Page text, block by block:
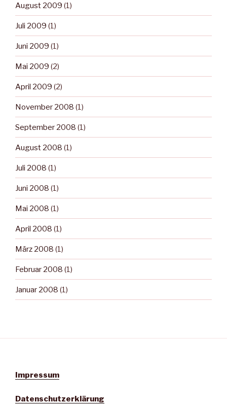
August 2009 (1)
Juli 2009 (1)
Juni 2009 (1)
Mai 2009 (2)
April 2009 (2)
November 2008 (1)
September 2008 (1)
August 2008 (1)
Juli 2008 (1)
Juni 2008 (1)
Mai 2008 (1)
April 2008 (1)
März 2008 (1)
Februar 2008 (1)
Januar 2008 (1)
Impressum
Datenschutzerklärung